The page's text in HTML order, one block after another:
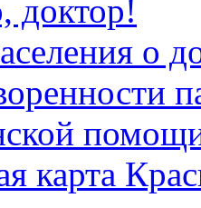
доктор!
о
карта